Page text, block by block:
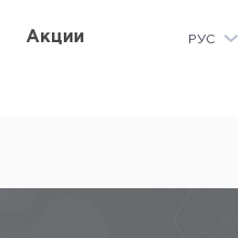
Акции РУС